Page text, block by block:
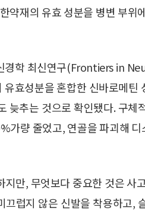
약재의 유효 성분을 병변 부
경학 최신연구(Frontiers in
효성분을 혼합한 신바로메
늦추는 것으로 확인됐다. 구
가량 줄었고, 연골을 파괴해
지만, 무엇보다 중요한 것은 사
끄럽지 않은 신발을 착용하고,